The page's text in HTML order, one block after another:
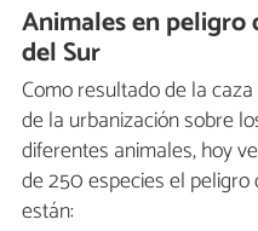
Animales en peligro
del Sur
Como resultado de la
de la urbanización sobre
diferentes animales, hoy
de 250 especies el
están: